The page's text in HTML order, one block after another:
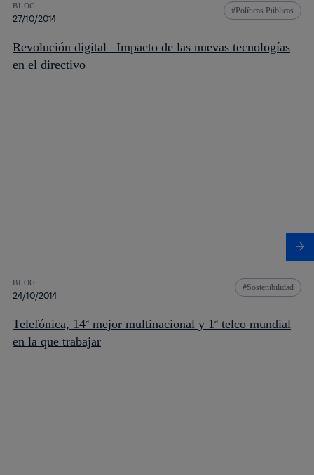
BLOG
27/10/2014
Políticas Públicas
Revolución digital_ Impacto de las nuevas tecnologías
en el directivo
BLOG
24/10/2014
Sostenibilidad
Telefónica, 14ª mejor multinacional y 1ª telco mundial
en la que trabajar